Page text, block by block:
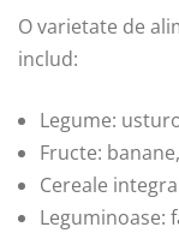
O varietate de
includ:
Legume:
Fructe:
Cereale
Leguminoase: